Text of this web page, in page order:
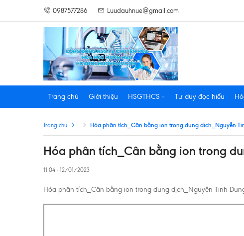
0987577286 Luudauhnue@gmail.com
Trang chủ Giới thiệu HSGTHCS Tư duy đọc hiểu
Trang chủ Hóa phân tích_Cân bằng ion trong dung dịch_Nguyễn
Hóa phân tích_Cân bằng ion trong
11:04 - 12/01/2023
Hóa phân tích_Cân bằng ion trong dung dịch_Nguyễn Tinh